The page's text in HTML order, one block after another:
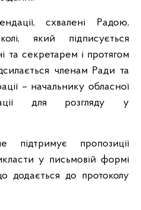
схвалені Радою,
який підписується
та секретарем і протягом
членам Ради та
– начальнику обласної
для розгляду у
пропозиції
у письмовій формі
до протоколу